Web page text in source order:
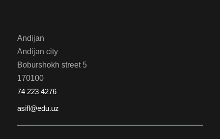
Andijan
Andijan city
Boburshokh street 5
170100
74 223 4276
asifl@edu.uz